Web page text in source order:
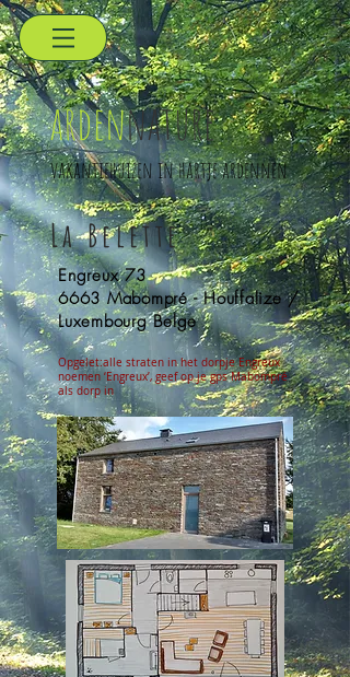
vakantiehuizen in hartje ardennen
ardennature
La Belette
Engreux 73
6663 Mabompré -Houffalize /
Luxembourg Belge
Opgelet:alle straten in het dorpje Engreux
noemen ‘Engreux’, geef op je gps Mabompré
als dorp in